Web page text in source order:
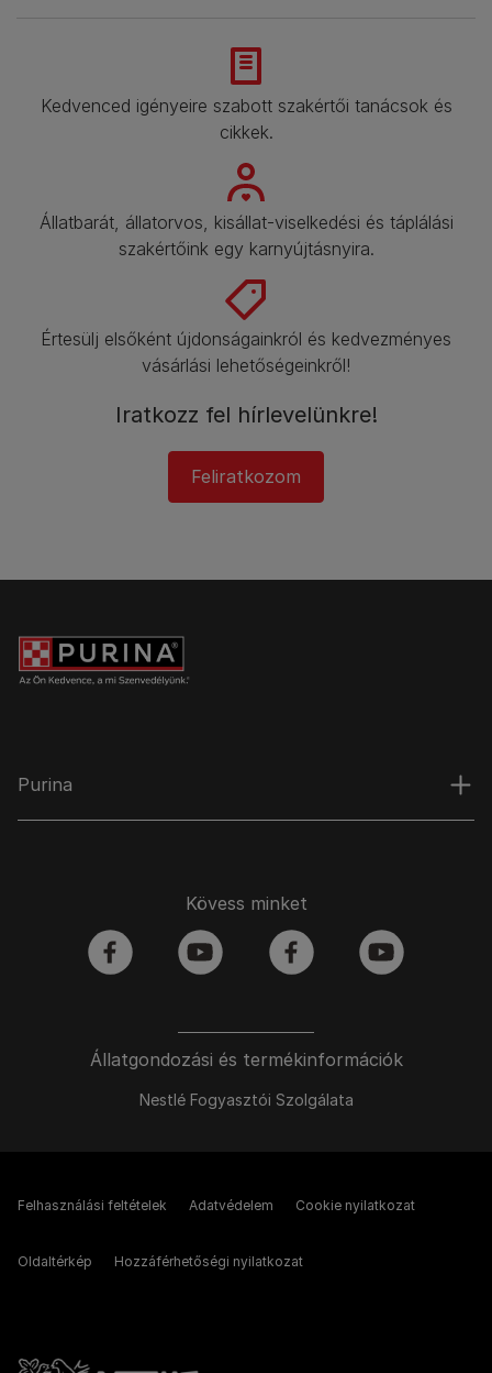
Kedvenced igényeire szabott szakértői tanácsok és
cikkek.​
Állatbarát, állatorvos, kisállat-viselkedési és táplálási
szakértőink egy karnyújtásnyira.​
Értesülj elsőként újdonságainkról és kedvezményes
vásárlási lehetőségeinkről!​
Iratkozz fel hírlevelünkre!​
Feliratkozom
Purina
Állatgondozási és termékinformációk
Nestlé Fogyasztói Szolgálata
Kövess minket
facebook youtube facebook youtube
Felhasználási feltételek Adatvédelem Cookie nyilatkozat
Oldaltérkép Hozzáférhetőségi nyilatkozat